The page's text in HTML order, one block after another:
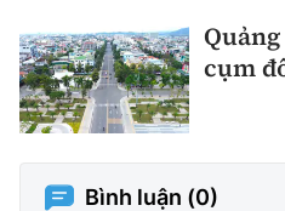
cụm
Bình luận (0)